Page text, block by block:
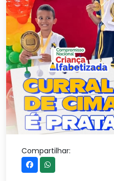
Compartilhar: